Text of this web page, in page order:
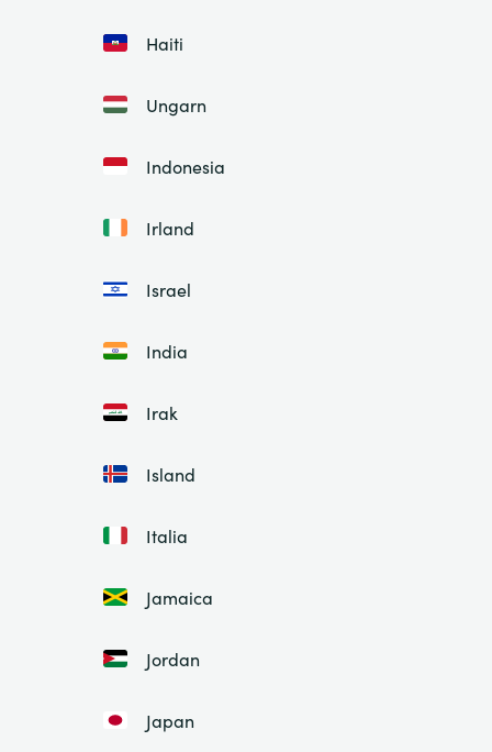
Haiti
Ungarn
Indonesia
Irland
Israel
India
Irak
Island
Italia
Jamaica
Jordan
Japan